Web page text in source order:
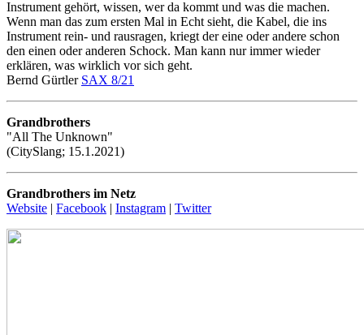
Instrument gehört, wissen, wer da kommt und was die machen.
Wenn man das zum ersten Mal in Echt sieht, die Kabel, die ins
Instrument rein- und rausragen, kriegt der eine oder andere schon
den einen oder anderen Schock. Man kann nur immer wieder
erklären, was wirklich vor sich geht.
Bernd Gürtler SAX 8/21
Grandbrothers
"All The Unknown"
(CitySlang; 15.1.2021)
Grandbrothers im Netz
Website | Facebook | Instagram | Twitter